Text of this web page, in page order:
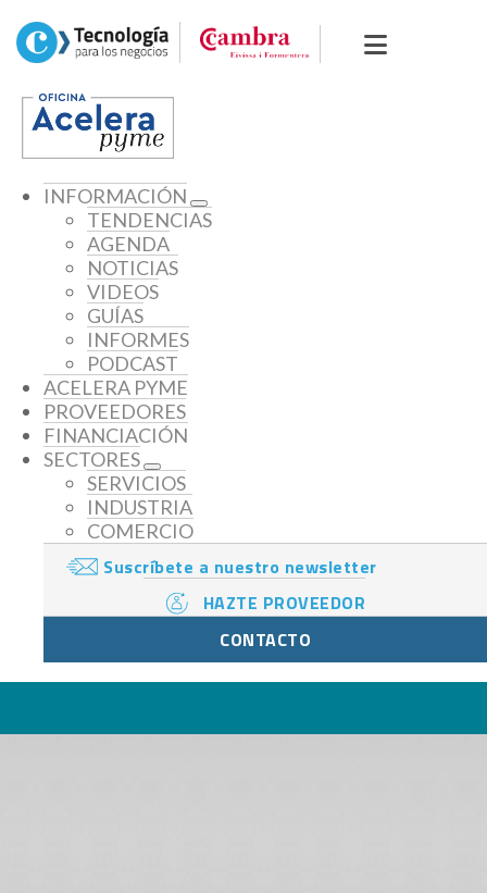
INFORMACIÓN
TENDENCIAS
AGENDA
NOTICIAS
VIDEOS
GUÍAS
INFORMES
PODCAST
ACELERA PYME
PROVEEDORES
FINANCIACIÓN
SECTORES
SERVICIOS
INDUSTRIA
COMERCIO
Suscríbete a nuestro newsletter
HAZTE PROVEEDOR
CONTACTO